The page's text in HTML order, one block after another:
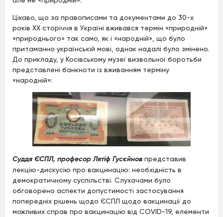
Цікаво, що за правописами та документами до 30-х
років ХХ сторіччя в Україні вживався термін «природній»
«природнього» так само, як і «народній», що було
притаманно українській мові, однак надалі було змінено.
До прикладу, у Косівському музеї визвольної боротьби
представлені банкноти із вживанням терміну
«народній»:
Суддя ЄСПЛ, професор Лятіф Ґусєйнов представив
лекцію-дискусію про вакцинацію: необхідність в
демократичному суспільстві. Слухачами було
обговорено аспекти допустимості застосування
попередніх рішень щодо ЄСПЛ щодо вакцинації до
можливих справ про вакцинацію від COVID-19, елементи